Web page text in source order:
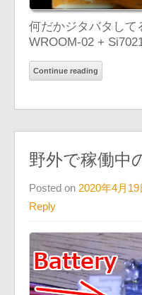
何だかジタバタして
WROOM-02 +
Continue reading
野外で稼働中
Posted on 2020年4月19
Reply